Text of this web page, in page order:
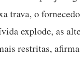
trava, o
explode, as
restritas,